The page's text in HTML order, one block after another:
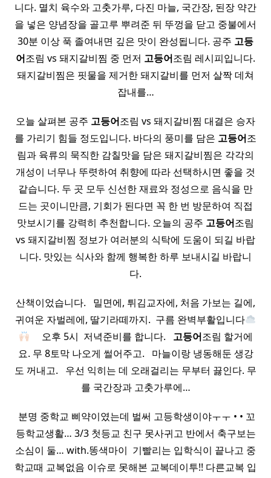
니다. 멸치 육수와 고춧가루, 다진 마늘, 국간장, 된장 약간
을 넣은 양념장을 골고루 뿌려준 뒤 뚜껑을 닫고 중불에서
30분 이상 푹 졸여내면 깊은 맛이 완성됩니다. 공주 고등
어조림 vs 돼지갈비찜 중 먼저 고등어조림 레시피입니다.
돼지갈비찜은 핏물을 제거한 돼지갈비를 먼저 살짝 데쳐
잡내를…
오늘 살펴본 공주 고등어조림 vs 돼지갈비찜 대결은 승자
를 가리기 힘들 정도입니다. 바다의 풍미를 담은 고등어조
림과 육류의 묵직한 감칠맛을 담은 돼지갈비찜은 각각의
개성이 너무나 뚜렷하여 취향에 따라 선택하시면 좋을 것
같습니다. 두 곳 모두 신선한 재료와 정성으로 음식을 만
드는 곳이니만큼, 기회가 된다면 꼭 한 번 방문하여 직접
맛보시기를 강력히 추천합니다. 오늘의 공주 고등어조림
vs 돼지갈비찜 정보가 여러분의 식탁에 도움이 되길 바랍
니다. 맛있는 식사와 함께 행복한 하루 보내시길 바랍니
다.
산책이었습니다. ​ ​ 밀면에, 튀김교자에, 처음 가보는 길에,
귀여운 자벌레에, 딸기라떼까지. ​ 구름 완벽부활입니다
​ ​ ​ ​ 오후 5시 ​ 저녁준비를 합니다. ​ ​ 고등어조림 할거에
요. 무 8토막 나오게 썰어주고. ​ ​ 마늘이랑 냉동해둔 생강
도 꺼내고. ​ ​ 우선 익히는 데 오래걸리는 무부터 끓인다. 무
를 국간장과 고춧가루에…
​ 분명 중학교 삐약이였는데 벌써 고등학생이야ㅜㅜ • • 꼬
등학교생활… 3/3 첫등교 친구 못사귀고 반에서 축구보는
소심이 둘… with.똥색마이 ​ 기빨리는 입학식이 끝나고 중
학교때 교복없음 이슈로 못해본 교복데이투!! 다른교복 입